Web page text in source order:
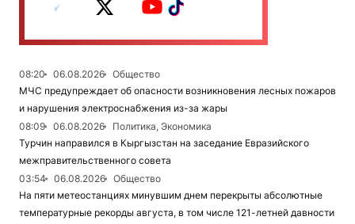
08:20 06.08.2026
Общество
МЧС предупреждает об опасности возникновения лесных пожаров
и нарушения электроснабжения из-за жары
08:09
06.08.2026
Политика, Экономика
Турчин направился в Кыргызстан на заседание Евразийского
межправительственного совета
03:54
06.08.2026
Общество
На пяти метеостанциях минувшим днем перекрыты абсолютные
температурные рекорды августа, в том числе 121-летней давности